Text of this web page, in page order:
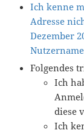
Ich kenne
Adresse
Dezember
Folgendes
Ich
diese
Ich